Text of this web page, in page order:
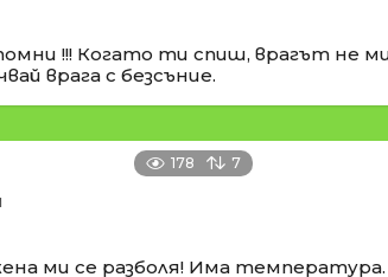
!!! Когато ти спиш, врагът не
врага с безсъние.
178 7
ми се разболя! Има температура.